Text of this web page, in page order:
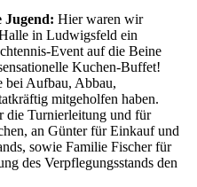
Jugend: Hier waren wir
in Ludwigsfeld ein
Event auf die Beine
Kuchen-Buffet!
bei Aufbau, Abbau,
mitgeholfen haben.
die Turnierleitung und für
an Günter für Einkauf und
sowie Familie Fischer für
des Verpflegungsstands den